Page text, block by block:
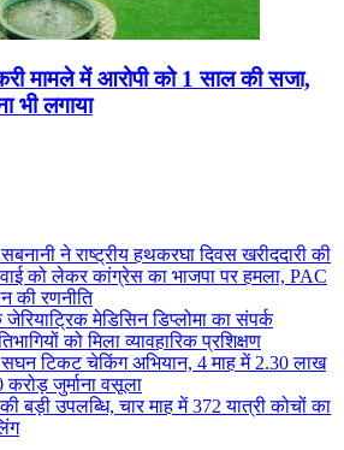
मामले में आरोपी को 1 साल की सजा,
भी लगाया
ने राष्ट्रीय हथकरघा दिवस खरीददारी की
को लेकर कांग्रेस का भाजपा पर हमला, PAC
की रणनीति
मेडिसिन डिप्लोमा का संपर्क
को मिला व्यावहारिक प्रशिक्षण
टिकट चेकिंग अभियान, 4 माह में 2.30 लाख
जुर्माना वसूला
बड़ी उपलब्धि, चार माह में 372 यात्री कोचों का